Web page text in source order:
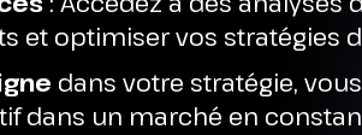
et optimiser vos stratégies
dans votre stratégie,
dans un marché en